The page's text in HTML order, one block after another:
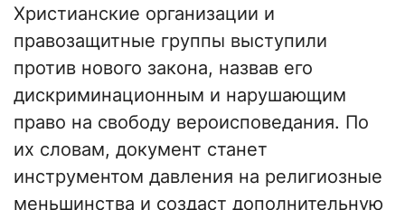
Христианские организации и
правозащитные группы выступили
против нового закона, назвав его
дискриминационным и нарушающим
право на свободу вероисповедания. По
их словам, документ станет
инструментом давления на религиозные
меньшинства и создаст дополнительную